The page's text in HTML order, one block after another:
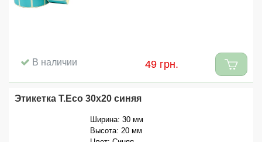
В наличии 49 грн.
Этикетка T.Eco 30x20 синяя
Ширина: 30 мм
Высота: 20 мм